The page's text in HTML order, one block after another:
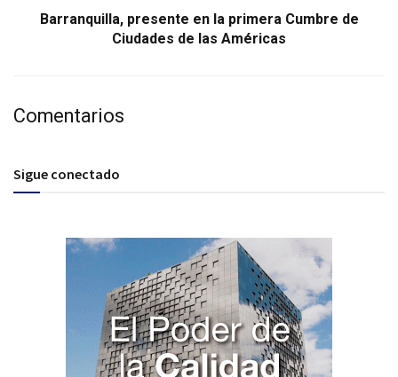
Barranquilla, presente en la primera Cumbre de
Ciudades de las Américas
Comentarios
Sigue conectado